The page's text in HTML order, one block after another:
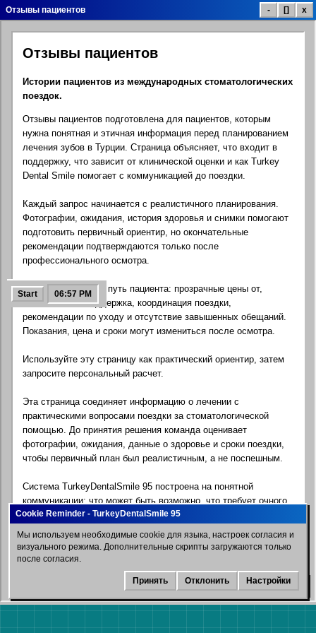
Список лечения Цены лечения
Инфо клиники
Google Карта
блог
FAQ помощь Бесплатный расчет
Отзывы пациентов - [] x
Отзывы пациентов
Истории пациентов из международных стоматологических
поездок.
Отзывы пациентов подготовлена для пациентов, которым
нужна понятная и этичная информация перед планированием
лечения зубов в Турции. Страница объясняет, что входит в
поддержку, что зависит от клинической оценки и как Turkey
Dental Smile помогает с коммуникацией до поездки.
Каждый запрос начинается с реалистичного планирования.
Фотографии, ожидания, история здоровья и снимки помогают
подготовить первичный ориентир, но окончательные
рекомендации подтверждаются только после
профессионального осмотра.
Цель — спокойный путь пациента: прозрачные цены от,
многоязычная поддержка, координация поездки,
рекомендации по уходу и отсутствие завышенных обещаний.
Показания, цена и сроки могут измениться после осмотра.
Используйте эту страницу как практический ориентир, затем
запросите персональный расчет.
Эта страница соединяет информацию о лечении с
практическими вопросами поездки за стоматологической
помощью. До принятия решения команда оценивает
фотографии, ожидания, данные о здоровье и сроки поездки,
чтобы первичный план был реалистичным, а не поспешным.
Система TurkeyDentalSmile 95 построена на понятной
коммуникации: что может быть возможно, что требует очного
осмотра, какие факторы влияют на сроки и какие вопросы
лучше уточнить до покупки билетов. Онлайн-информация
помогает подготовиться, но не заменяет профессиональный
стоматологический осмотр.
Для иностранных пациентов планирование обычно включает
показания к лечению, последовательность визитов, время
восстановления, координацию отеля и трансферов, языковую
поддержку и рекомендации по уходу. Срок лечения и поездки
Start 06:57 PM
WhatsApp
Мы используем необходимые cookie для языка, настроек согласия и
визуального режима. Дополнительные скрипты загружаются только
после согласия.
Принять Отклонить Настройки